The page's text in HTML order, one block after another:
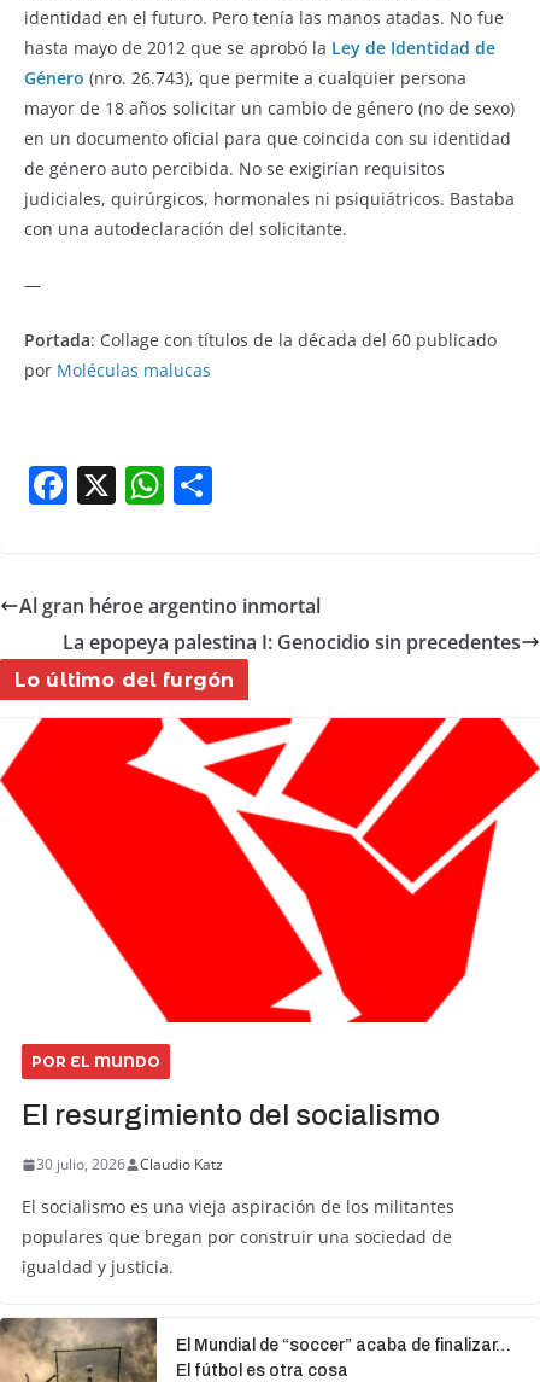
identidad en el futuro. Pero tenía las manos atadas. No fue
hasta mayo de 2012 que se aprobó la Ley de Identidad de
Género (nro. 26.743), que permite a cualquier persona
mayor de 18 años solicitar un cambio de género (no de sexo)
en un documento oficial para que coincida con su identidad
de género auto percibida. No se exigirían requisitos
judiciales, quirúrgicos, hormonales ni psiquiátricos. Bastaba
con una autodeclaración del solicitante.
—
Portada: Collage con títulos de la década del 60 publicado
por Moléculas malucas
F
e
b
o
o
X W
s
A
p
p
e
Al gran héroe argentino inmortal
La epopeya palestina I: Genocidio sin precedentes
Lo último del furgón
POR EL MUNDO
El resurgimiento del socialismo
30 julio, 2026 Claudio Katz
El socialismo es una vieja aspiración de los militantes
populares que bregan por construir una sociedad de
igualdad y justicia.
El Mundial de “soccer” acaba de finalizar…
El fútbol es otra cosa